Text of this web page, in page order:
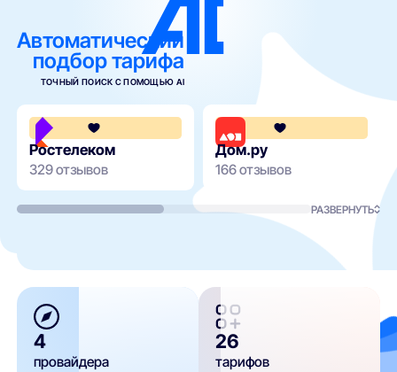
Автоматический
подбор тарифа
ТОЧНЫЙ ПОИСК С ПОМОЩЬЮ AI
3.8
Ростелеком
329 отзывов
Дом.ру
166 отзывов
РАЗВЕРНУТЬ
4
провайдера
26
тарифов